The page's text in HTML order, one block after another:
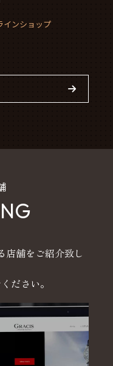
インショップ
店舗をご紹介致し
ださい。